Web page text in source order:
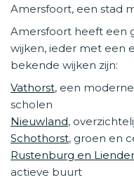
Amersfoort, een stad
Amersfoort heeft een
wijken, ieder met een
bekende wijken zijn:
Vathorst, een
scholen
Nieuwland,
Schothorst, groen en
Rustenburg en
actieve buurt